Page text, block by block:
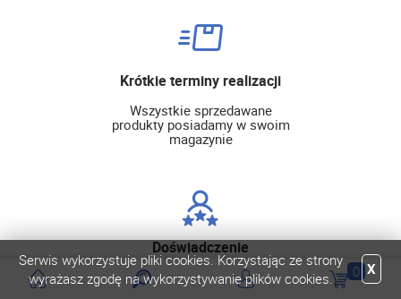
Krótkie terminy realizacji
Wszystkie sprzedawane
produkty posiadamy w swoim
magazynie
Doświadczenie
Od kilkunastu lat dostarczamy
najlepsze rozwiązania
0
Serwis wykorzystuje pliki cookies. Korzystając ze strony
wyrażasz zgodę na wykorzystywanie plików cookies.
X